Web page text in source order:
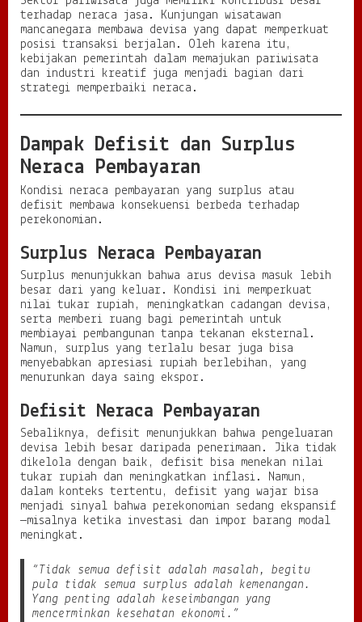
terhadap neraca jasa. Kunjungan wisatawan
mancanegara membawa devisa yang dapat memperkuat
posisi transaksi berjalan. Oleh karena itu,
kebijakan pemerintah dalam memajukan pariwisata
dan industri kreatif juga menjadi bagian dari
strategi memperbaiki neraca.
Dampak Defisit dan Surplus
Neraca Pembayaran
Kondisi neraca pembayaran yang surplus atau
defisit membawa konsekuensi berbeda terhadap
perekonomian.
Surplus Neraca Pembayaran
Surplus menunjukkan bahwa arus devisa masuk lebih
besar dari yang keluar. Kondisi ini memperkuat
nilai tukar rupiah, meningkatkan cadangan devisa,
serta memberi ruang bagi pemerintah untuk
membiayai pembangunan tanpa tekanan eksternal.
Namun, surplus yang terlalu besar juga bisa
menyebabkan apresiasi rupiah berlebihan, yang
menurunkan daya saing ekspor.
Defisit Neraca Pembayaran
Sebaliknya, defisit menunjukkan bahwa pengeluaran
devisa lebih besar daripada penerimaan. Jika tidak
dikelola dengan baik, defisit bisa menekan nilai
tukar rupiah dan meningkatkan inflasi. Namun,
dalam konteks tertentu, defisit yang wajar bisa
menjadi sinyal bahwa perekonomian sedang ekspansif
—misalnya ketika investasi dan impor barang modal
meningkat.
“Tidak semua defisit adalah masalah, begitu
pula tidak semua surplus adalah kemenangan.
Yang penting adalah keseimbangan yang
mencerminkan kesehatan ekonomi.”